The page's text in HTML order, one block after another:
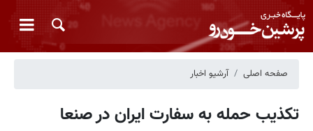
صفحه اصلی آرشیو اخبار
تکذیب حمله به سفارت ایران در صنعا